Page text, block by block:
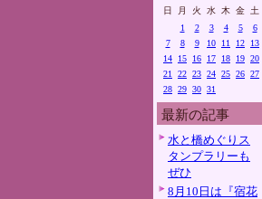
日 月 火 水 木 金
土
1
2 3 4 5
6
7
8 9 10 11 12
13
14
15 16 17 18 19 20
21
22 23 24 25 26 27
28 29 30 31
最新の記事
水と橋めぐりス
タンプラリーも
ぜひ
8月10日は『宿花